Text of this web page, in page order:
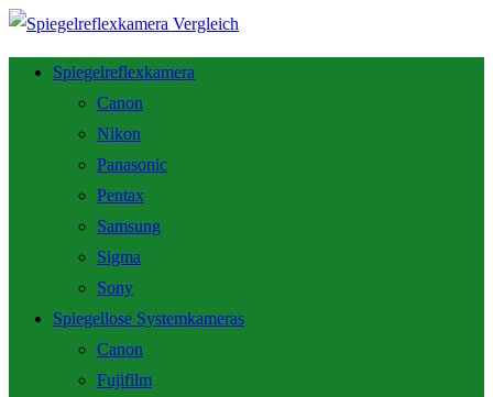
Spiegelreflexkamera
Canon
Nikon
Panasonic
Pentax
Samsung
Sigma
Sony
Spiegellose Systemkameras
Canon
Fujifilm